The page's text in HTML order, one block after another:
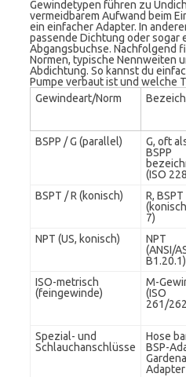
Gewindetypen führen zu
vermeidbarem Aufwand beim
ein einfacher Adapter. In
passende Dichtung oder sogar
Abgangsbuchse. Nachfolgend
Normen, typische Nennweiten
Abdichtung. So kannst du
Pumpe verbaut ist und welche
Gewindeart/Norm
BSPP / G (parallel)
G, oft
BSPP
(ISO
BSPT / R (konisch)
R, BSPT
7)
NPT (US, konisch)
NPT
(ANSI/
B1.20.1)
ISO-metrisch
(feingewinde)
M-
(ISO
261/
Spezial- und
Schlauchanschlüsse
Hose
BSP-
Adapter